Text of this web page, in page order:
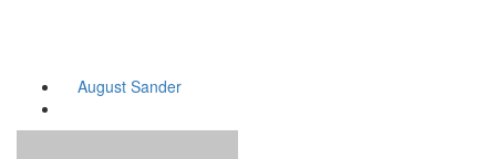
August Sander